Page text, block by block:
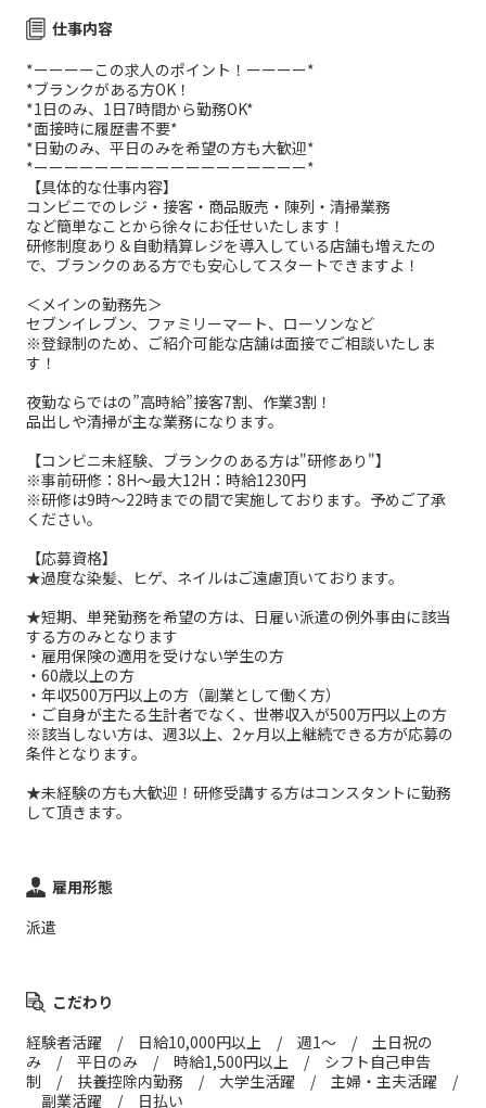
仕事内容
*ーーーーこの求人のポイント！ーーーー*
*ブランクがある方OK！
*1日のみ、1日7時間から勤務OK*
*面接時に履歴書不要*
*日勤のみ、平日のみを希望の方も大歓迎*
*ーーーーーーーーーーーーーーーーーー*
【具体的な仕事内容】
コンビニでのレジ・接客・商品販売・陳列・清掃業務
など簡単なことから徐々にお任せいたします！
研修制度あり＆自動精算レジを導入している店舗も増えたの
で、ブランクのある方でも安心してスタートできますよ！
＜メインの勤務先＞
セブンイレブン、ファミリーマート、ローソンなど
※登録制のため、ご紹介可能な店舗は面接でご相談いたしま
す！
夜勤ならではの”高時給”接客7割、作業3割！
品出しや清掃が主な業務になります。
【コンビニ未経験、ブランクのある方は"研修あり"】
※事前研修：8H～最大12H：時給1230円
※研修は9時～22時までの間で実施しております。予めご了承
ください。
【応募資格】
★過度な染髪、ヒゲ、ネイルはご遠慮頂いております。
★短期、単発勤務を希望の方は、日雇い派遣の例外事由に該当
する方のみとなります
・雇用保険の適用を受けない学生の方
・60歳以上の方
・年収500万円以上の方（副業として働く方）
・ご自身が主たる生計者でなく、世帯収入が500万円以上の方
※該当しない方は、週3以上、2ヶ月以上継続できる方が応募の
条件となります。
★未経験の方も大歓迎！研修受講する方はコンスタントに勤務
して頂きます。
雇用形態
派遣
こだわり
経験者活躍 / 日給10,000円以上 / 週1～ / 土日祝の
み / 平日のみ / 時給1,500円以上 / シフト自己申告
制 / 扶養控除内勤務 / 大学生活躍 / 主婦・主夫活躍 /
副業活躍 / 日払い